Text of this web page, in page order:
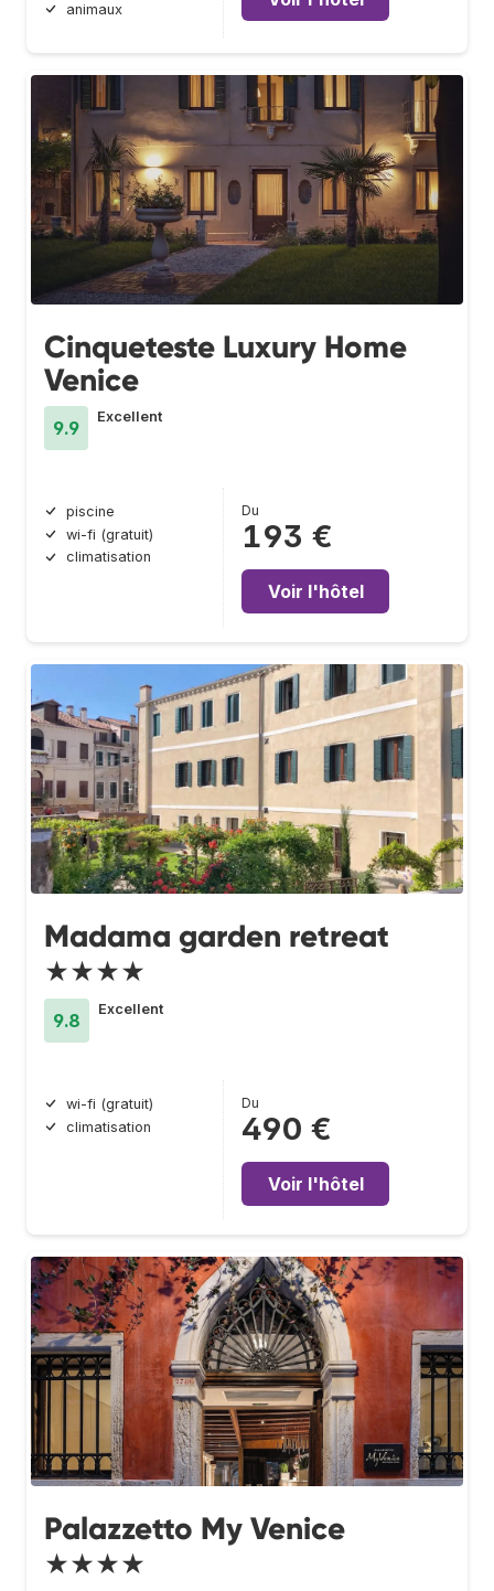
animaux
Cinqueteste Luxury Home
Venice
9.9
Excellent
piscine
wi-fi (gratuit)
climatisation
Du
193 €
Voir l'hôtel
Madama garden retreat
★★★★
9.8
Excellent
wi-fi (gratuit)
climatisation
Du
490 €
Voir l'hôtel
Palazzetto My Venice
★★★★